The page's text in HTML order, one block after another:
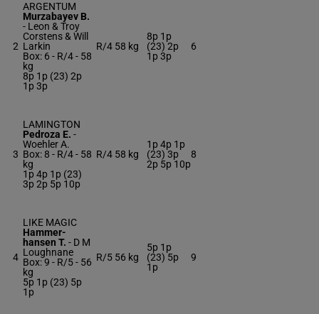
2
ARGENTUM
Murzabayev B.
- Leon & Troy
Corstens & Will
Larkin
Box: 6 - R/4 - 58
kg
8p 1p (23) 2p
1p 3p
R/4 58 kg
8p 1p
(23) 2p
1p 3p
6
3
LAMINGTON
Pedroza E. -
Woehler A.
Box: 8 - R/4 - 58
kg
1p 4p 1p (23)
3p 2p 5p 10p
R/4 58 kg
1p 4p 1p
(23) 3p
2p 5p 10p
8
4
LIKE MAGIC
Hammer-
hansen T. - D M
Loughnane
Box: 9 - R/5 - 56
kg
5p 1p (23) 5p
1p
R/5 56 kg
5p 1p
(23) 5p
1p
9